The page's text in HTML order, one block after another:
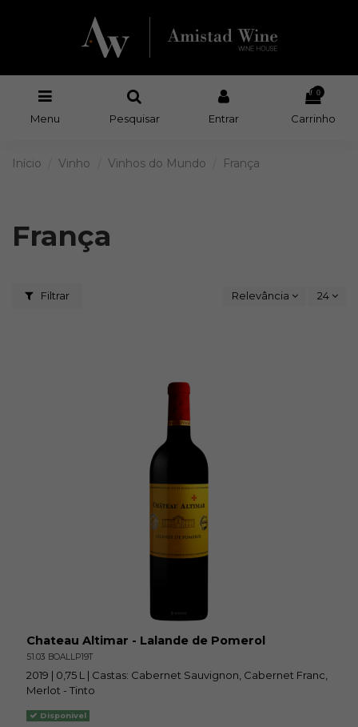
Menu Pesquisar Entrar
0
Carrinho
Início Vinho Vinhos do Mundo França
França
Filtrar Relevância 24
Chateau Altimar - Lalande de Pomerol
51.03 BOALLP19T
2019 | 0,75 L | Castas: Cabernet Sauvignon, Cabernet Franc,
Merlot - Tinto
Disponivel